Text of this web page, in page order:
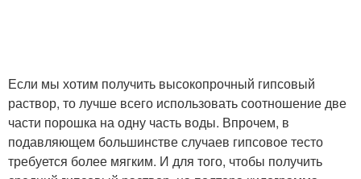
Если мы хотим получить высокопрочный гипсовый
раствор, то лучше всего использовать соотношение две
части порошка на одну часть воды. Впрочем, в
подавляющем большинстве случаев гипсовое тесто
требуется более мягким. И для того, чтобы получить